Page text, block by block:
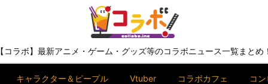
【コラボ】最新アニメ・ゲーム・グッズ等のコラボニュース一覧まとめ！
キャラクター＆ピープル Vtuber コラボカフェ コ